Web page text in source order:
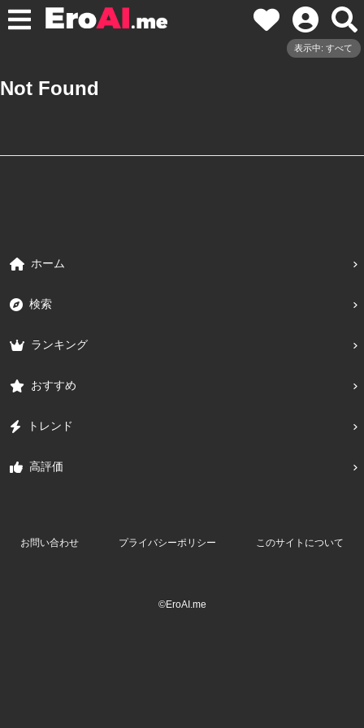
表示中: すべて
Not Found
ホーム
検索
ランキング
おすすめ
トレンド
高評価
お問い合わせ プライバシーポリシー このサイトについて
©EroAI.me